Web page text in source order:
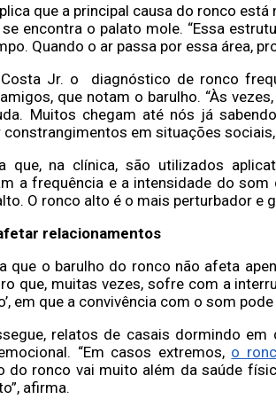
que a principal causa do ronco
encontra o palato mole. “Essa
Quando o ar passa por essa área,
Jr. o diagnóstico de ronco
que notam o barulho. “Às
Muitos chegam até nós já
em situações
que, na clínica, são utilizados
a frequência e a intensidade do
O ronco alto é o mais perturbador e
relacionamentos
que o barulho do ronco não afeta
que, muitas vezes, sofre com a
em que a convivência com o som
relatos de casais dormindo
“Em casos extremos, o
do ronco vai muito além da saúde
afirma.